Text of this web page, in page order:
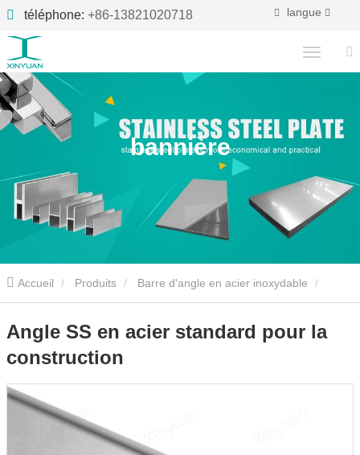
téléphone: +86-13821020718 langue
bannière
Accueil Produits Barre d'angle en acier inoxydable
Angle SS en acier standard pour la
construction